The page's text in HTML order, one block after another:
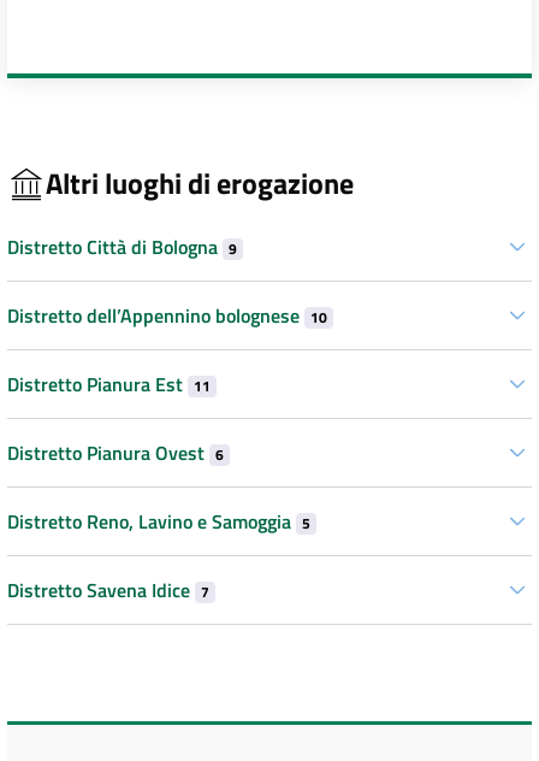
Altri luoghi di erogazione
Distretto Città di Bologna 9
Distretto dell’Appennino bolognese 10
Distretto Pianura Est 11
Distretto Pianura Ovest 6
Distretto Reno, Lavino e Samoggia 5
Distretto Savena Idice 7